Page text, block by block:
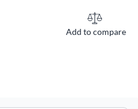
Add to compare